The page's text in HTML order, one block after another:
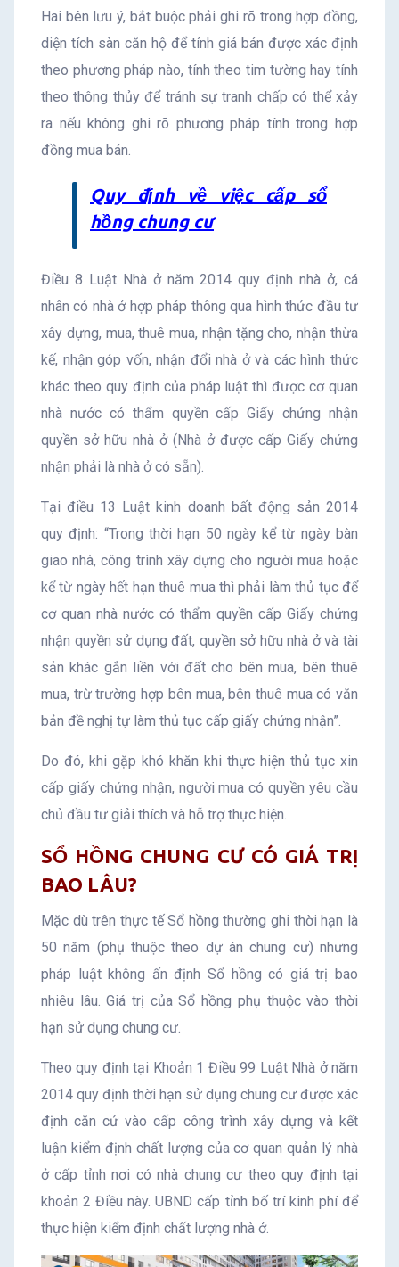
Hai bên lưu ý, bắt buộc phải ghi rõ trong hợp đồng,
diện tích sàn căn hộ để tính giá bán được xác định
theo phương pháp nào, tính theo tim tường hay tính
theo thông thủy để tránh sự tranh chấp có thể xảy
ra nếu không ghi rõ phương pháp tính trong hợp
đồng mua bán.
Quy định về việc cấp sổ
hồng chung cư
Điều 8 Luật Nhà ở năm 2014 quy định nhà ở, cá
nhân có nhà ở hợp pháp thông qua hình thức đầu tư
xây dựng, mua, thuê mua, nhận tặng cho, nhận thừa
kế, nhận góp vốn, nhận đổi nhà ở và các hình thức
khác theo quy định của pháp luật thì được cơ quan
nhà nước có thẩm quyền cấp Giấy chứng nhận
quyền sở hữu nhà ở (Nhà ở được cấp Giấy chứng
nhận phải là nhà ở có sẵn).
Tại điều 13 Luật kinh doanh bất động sản 2014
quy định: “Trong thời hạn 50 ngày kể từ ngày bàn
giao nhà, công trình xây dựng cho người mua hoặc
kể từ ngày hết hạn thuê mua thì phải làm thủ tục để
cơ quan nhà nước có thẩm quyền cấp Giấy chứng
nhận quyền sử dụng đất, quyền sở hữu nhà ở và tài
sản khác gắn liền với đất cho bên mua, bên thuê
mua, trừ trường hợp bên mua, bên thuê mua có văn
bản đề nghị tự làm thủ tục cấp giấy chứng nhận”.
Do đó, khi gặp khó khăn khi thực hiện thủ tục xin
cấp giấy chứng nhận, người mua có quyền yêu cầu
chủ đầu tư giải thích và hỗ trợ thực hiện.
SỔ HỒNG CHUNG CƯ CÓ GIÁ TRỊ
BAO LÂU?
Mặc dù trên thực tế Sổ hồng thường ghi thời hạn là
50 năm (phụ thuộc theo dự án chung cư) nhưng
pháp luật không ấn định Sổ hồng có giá trị bao
nhiêu lâu. Giá trị của Sổ hồng phụ thuộc vào thời
hạn sử dụng chung cư.
Theo quy định tại Khoản 1 Điều 99 Luật Nhà ở năm
2014 quy định thời hạn sử dụng chung cư được xác
định căn cứ vào cấp công trình xây dựng và kết
luận kiểm định chất lượng của cơ quan quản lý nhà
ở cấp tỉnh nơi có nhà chung cư theo quy định tại
khoản 2 Điều này. UBND cấp tỉnh bố trí kinh phí để
thực hiện kiểm định chất lượng nhà ở.